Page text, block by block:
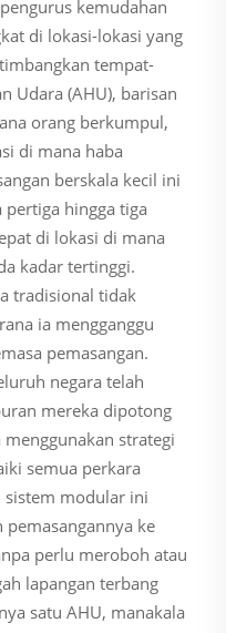
kemudahan
di lokasi-lokasi yang
tempat-
Udara (AHU), barisan
orang berkumpul,
di mana haba
berskala kecil ini
hingga tiga
di lokasi di mana
kadar tertinggi.
tradisional tidak
ia mengganggu
pemasangan.
negara telah
mereka dipotong
strategi
semua perkara
sistem modular ini
ke
perlu meroboh atau
lapangan terbang
satu AHU, manakala